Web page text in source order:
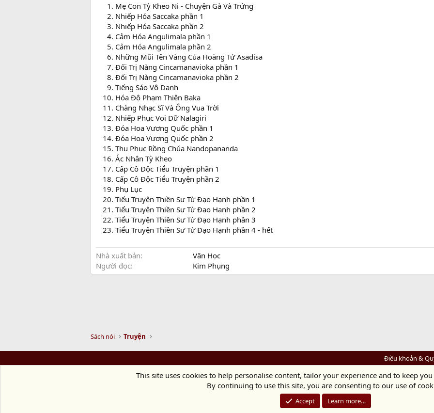
Mẹ Con Tỳ Kheo Ni - Chuyện Gà Và Trứng
Nhiếp Hóa Saccaka phần 1
Nhiếp Hóa Saccaka phần 2
Cảm Hóa Angulimala phần 1
Cảm Hóa Angulimala phần 2
Những Mũi Tên Vàng Của Hoàng Tử Asadisa
Đối Trị Nàng Cincamanavioka phần 1
Đối Trị Nàng Cincamanavioka phần 2
Tiếng Sáo Vô Danh
Hóa Độ Phạm Thiên Baka
Chàng Nhạc Sĩ Và Ông Vua Trời
Nhiếp Phục Voi Dữ Nalagiri
Đóa Hoa Vương Quốc phần 1
Đóa Hoa Vương Quốc phần 2
Thu Phục Rồng Chúa Nandopananda
Ác Nhân Tỳ Kheo
Cấp Cô Độc Tiểu Truyện phần 1
Cấp Cô Độc Tiểu Truyện phần 2
Phụ Lục
Tiểu Truyện Thiền Sư Từ Đạo Hạnh phần 1
Tiểu Truyện Thiền Sư Từ Đạo Hạnh phần 2
Tiểu Truyện Thiền Sư Từ Đạo Hạnh phần 3
Tiểu Truyện Thiền Sư Từ Đạo Hạnh phần 4 - hết
Nhà xuất bản
Văn Học
Người đọc
Kim Phụng
Sách nói Truyện
Điều khoản &
Diệu Pháp Âm
Chùa Diệu Pháp - Số 72/14 Phú Mỹ, Phú Hòa Đông, Củ Chi, TP.HCM (Xem Bản đồ)
Điện thoại: 028.36208438 | Email: bientap@dieuphapam.net
Chủ Nhiệm: Thích Minh Thiền
This site uses cookies to help personalise content, tailor your experience and to keep
By continuing to use this site, you are consenting to our use of
Accept Learn more…